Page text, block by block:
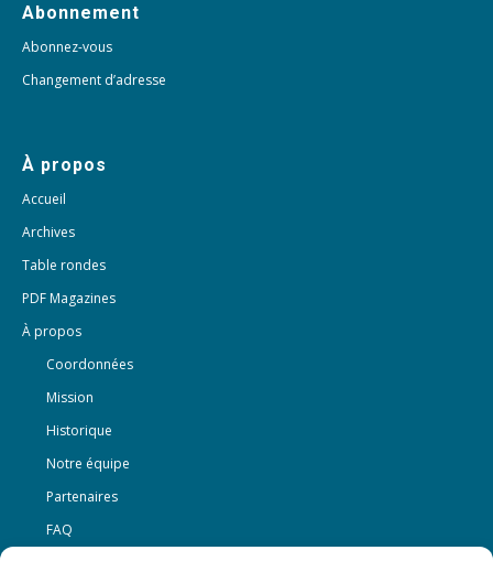
Abonnement
Abonnez-vous
Changement d’adresse
À propos
Accueil
Archives
Table rondes
PDF Magazines
À propos
Coordonnées
Mission
Historique
Notre équipe
Partenaires
FAQ